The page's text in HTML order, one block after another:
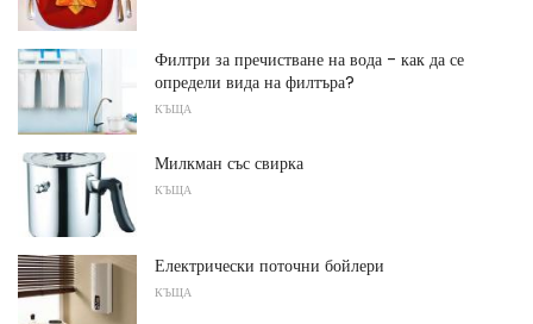
Филтри за пречистване на вода - как да се
определи вида на филтъра?
КЪЩА
Милкман със свирка
КЪЩА
Електрически поточни бойлери
КЪЩА